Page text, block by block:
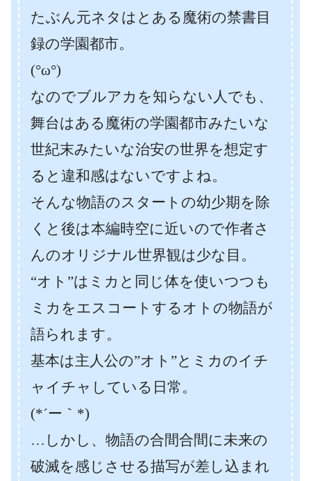
たぶん元ネタはとある魔術の禁書目
録の学園都市。
(°ω°)
なのでブルアカを知らない人でも、
舞台はある魔術の学園都市みたいな
世紀末みたいな治安の世界を想定す
ると違和感はないですよね。
そんな物語のスタートの幼少期を除
くと後は本編時空に近いので作者さ
んのオリジナル世界観は少な目。
“オト”はミカと同じ体を使いつつも
ミカをエスコートするオトの物語が
語られます。
基本は主人公の”オト”とミカのイチ
ャイチャしている日常。
(*´ー｀*)
…しかし、物語の合間合間に未来の
破滅を感じさせる描写が差し込まれ